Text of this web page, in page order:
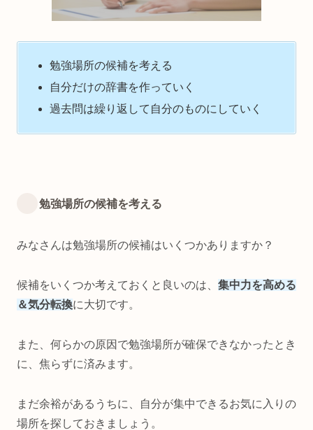
勉強場所の候補を考える
自分だけの辞書を作っていく
過去問は繰り返して自分のものにしていく
勉強場所の候補を考える
みなさんは勉強場所の候補はいくつかありますか？
候補をいくつか考えておくと良いのは、 集中力を高める
＆気分転換に大切です。
また、何らかの原因で勉強場所が確保できなかったとき
に、焦らずに済みます。
まだ余裕があるうちに、自分が集中できるお気に入りの
場所を探しておきましょう。